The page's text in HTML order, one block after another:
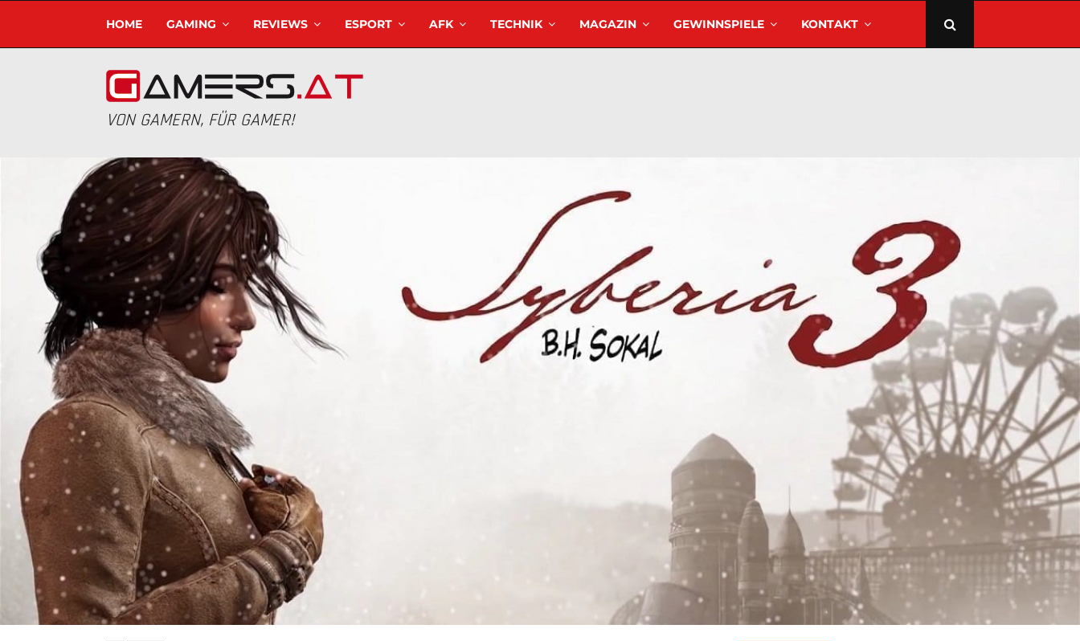
HOME GAMING REVIEWS ESPORT AFK TECHNIK MAGAZIN GEWINNSPIELE KONTAKT
VON GAMERN, FÜR GAMER!